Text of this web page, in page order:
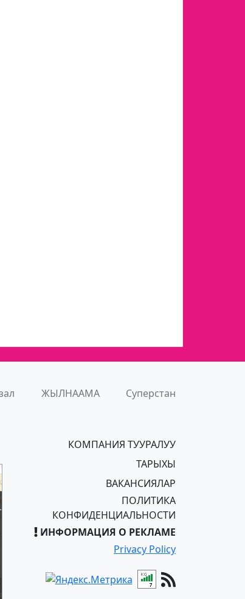
ЖЫЛНААМА Суперстан
КОМПАНИЯ ТУУРАЛУУ
ТАРЫХЫ
ВАКАНСИЯЛАР
ПОЛИТИКА
КОНФИДЕНЦИАЛЬНОСТИ
ИНФОРМАЦИЯ О РЕКЛАМЕ
Privacy Policy